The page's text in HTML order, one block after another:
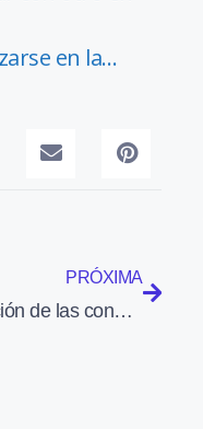
en la…
PRÓXIMA
Adecuación de las condiciones de la ruta Menorca-Madrid para adaptarse a la demanda